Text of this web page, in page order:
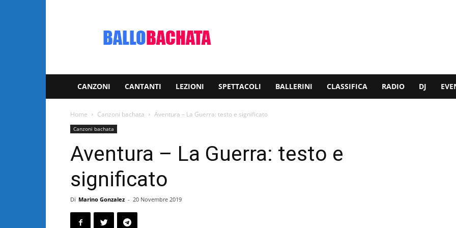
video
CANZONI CANTANTI LEZIONI SPETTACOLI BALLERINI CLASSIFICA RADIO DJ
Home Canzoni bachata Aventura – La Guerra: testo e significato
Canzoni bachata
Aventura – La Guerra: testo e
significato
Di Marino Gonzalez - 20 Novembre 2019